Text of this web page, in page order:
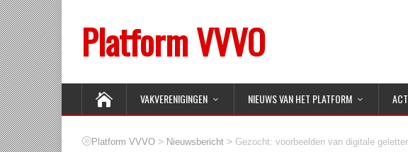
Platform VVVO
VAKVERENIGINGEN NIEUWS VAN HET PLATFORM
Platform VVVO > Nieuwsbericht > Gezocht: voorbeelden van digitale